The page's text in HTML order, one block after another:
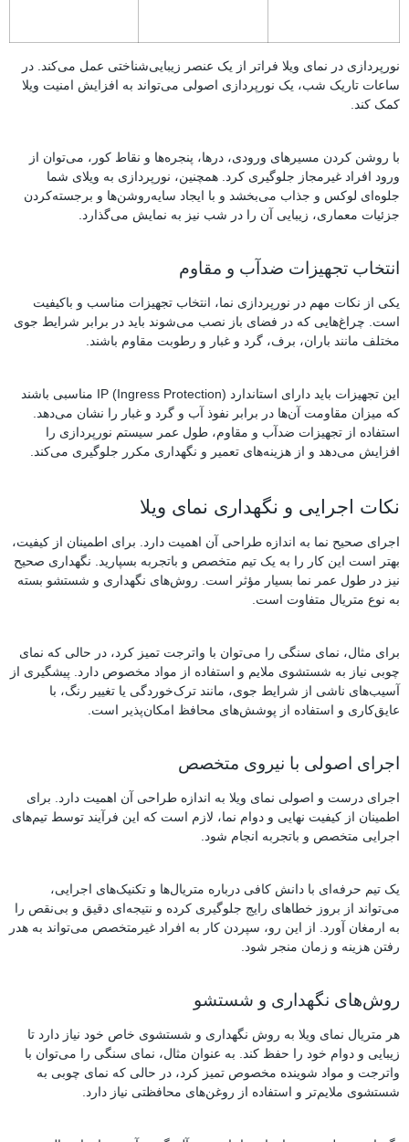
نورپردازی در نمای ویلا فراتر از یک عنصر زیبایی‌شناختی عمل می‌کند. در
ساعات تاریک شب، یک نورپردازی اصولی می‌تواند به افزایش امنیت ویلا
کمک کند.
با روشن کردن مسیرهای ورودی، درها، پنجره‌ها و نقاط کور، می‌توان از
ورود افراد غیرمجاز جلوگیری کرد. همچنین، نورپردازی به ویلای شما
جلوه‌ای لوکس و جذاب می‌بخشد و با ایجاد سایه‌روشن‌ها و برجسته‌کردن
جزئیات معماری، زیبایی آن را در شب نیز به نمایش می‌گذارد.
انتخاب تجهیزات ضدآب و مقاوم
یکی از نکات مهم در نورپردازی نما، انتخاب تجهیزات مناسب و باکیفیت
است. چراغ‌هایی که در فضای باز نصب می‌شوند باید در برابر شرایط جوی
مختلف مانند باران، برف، گرد و غبار و رطوبت مقاوم باشند.
این تجهیزات باید دارای استاندارد IP (Ingress Protection) مناسبی باشند
که میزان مقاومت آن‌ها در برابر نفوذ آب و گرد و غبار را نشان می‌دهد.
استفاده از تجهیزات ضدآب و مقاوم، طول عمر سیستم نورپردازی را
افزایش می‌دهد و از هزینه‌های تعمیر و نگهداری مکرر جلوگیری می‌کند.
نکات اجرایی و نگهداری نمای ویلا
اجرای صحیح نما به اندازه طراحی آن اهمیت دارد. برای اطمینان از کیفیت،
بهتر است این کار را به یک تیم متخصص و باتجربه بسپارید. نگهداری صحیح
نیز در طول عمر نما بسیار مؤثر است. روش‌های نگهداری و شستشو بسته
به نوع متریال متفاوت است.
برای مثال، نمای سنگی را می‌توان با واترجت تمیز کرد، در حالی که نمای
چوبی نیاز به شستشوی ملایم و استفاده از مواد مخصوص دارد. پیشگیری از
آسیب‌های ناشی از شرایط جوی، مانند ترک‌خوردگی یا تغییر رنگ، با
عایق‌کاری و استفاده از پوشش‌های محافظ امکان‌پذیر است.
اجرای اصولی با نیروی متخصص
اجرای درست و اصولی نمای ویلا به اندازه طراحی آن اهمیت دارد. برای
اطمینان از کیفیت نهایی و دوام نما، لازم است که این فرآیند توسط تیم‌های
اجرایی متخصص و باتجربه انجام شود.
یک تیم حرفه‌ای با دانش کافی درباره متریال‌ها و تکنیک‌های اجرایی،
می‌تواند از بروز خطاهای رایج جلوگیری کرده و نتیجه‌ای دقیق و بی‌نقص را
به ارمغان آورد. از این رو، سپردن کار به افراد غیرمتخصص می‌تواند به هدر
رفتن هزینه و زمان منجر شود.
روش‌های نگهداری و شستشو
هر متریال نمای ویلا به روش نگهداری و شستشوی خاص خود نیاز دارد تا
زیبایی و دوام خود را حفظ کند. به عنوان مثال، نمای سنگی را می‌توان با
واترجت و مواد شوینده مخصوص تمیز کرد، در حالی که نمای چوبی به
شستشوی ملایم‌تر و استفاده از روغن‌های محافظتی نیاز دارد.